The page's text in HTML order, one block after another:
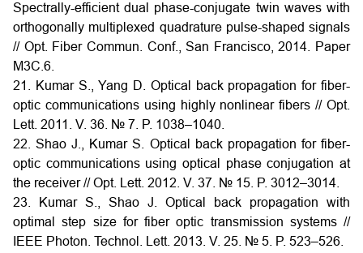
Spectrally-efficient dual phase-conjugate twin waves with
orthogonally multiplexed quadrature pulse-shaped signals
// Opt. Fiber Commun. Conf., San Francisco, 2014. Paper
M3C.6.
21. Kumar S., Yang D. Optical back propagation for fiber-
optic communications using highly nonlinear fibers // Opt.
Lett. 2011. V. 36. № 7. P. 1038–1040.
22. Shao J., Kumar S. Optical back propagation for fiber-
optic communications using optical phase conjugation at
the receiver // Opt. Lett. 2012. V. 37. № 15. P. 3012–3014.
23. Kumar S., Shao J. Optical back propagation with
optimal step size for fiber optic transmission systems //
IEEE Photon. Technol. Lett. 2013. V. 25. № 5. P. 523–526.